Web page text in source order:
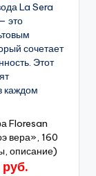
La Sera
это
сочетает
Этот
каждом
Floresan
вера», 160
описание)
руб.